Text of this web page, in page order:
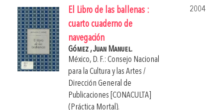
El Libro de las ballenas :
cuarto cuaderno de
navegación
2004
Gómez , Juan Manuel.
México, D. F.: Consejo Nacional
para la Cultura y las Artes /
Dirección General de
Publicaciones [CONACULTA]
(Práctica Mortal).